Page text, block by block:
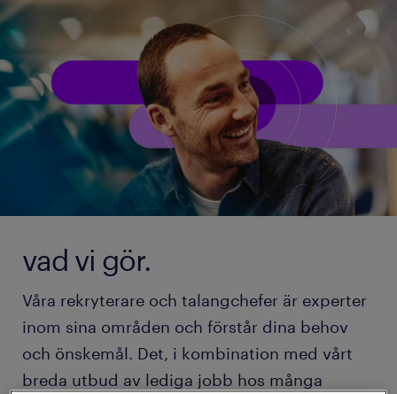
vad vi gör.
Våra rekryterare och talangchefer är experter
inom sina områden och förstår dina behov
och önskemål. Det, i kombination med vårt
breda utbud av lediga jobb hos många